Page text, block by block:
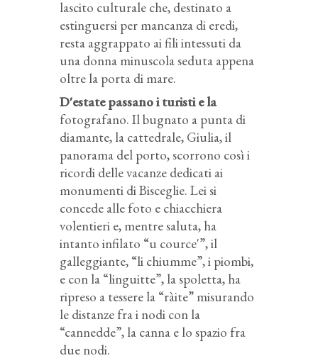
lascito culturale che, destinato a
estinguersi per mancanza di eredi,
resta aggrappato ai fili intessuti da
una donna minuscola seduta appena
oltre la porta di mare.
D'estate passano i turisti e la
fotografano. Il bugnato a punta di
diamante, la cattedrale, Giulia, il
panorama del porto, scorrono così i
ricordi delle vacanze dedicati ai
monumenti di Bisceglie. Lei si
concede alle foto e chiacchiera
volentieri e, mentre saluta, ha
intanto infilato “u cource'”, il
galleggiante, “li chiumme”, i piombi,
e con la “linguitte”, la spoletta, ha
ripreso a tessere la “ràite” misurando
le distanze fra i nodi con la
“cannedde”, la canna e lo spazio fra
due nodi.